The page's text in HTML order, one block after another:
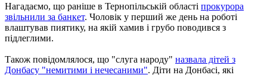
Нагадаємо, що раніше в Тернопільській області прокурора
звільнили за банкет. Чоловік у перший же день на роботі
влаштував пиятику, на якій хамив і грубо поводився з
підлеглими.
Також повідомлялося, що "слуга народу" назвала дітей з
Донбасу "немитими і нечесаними". Діти на Донбасі, які